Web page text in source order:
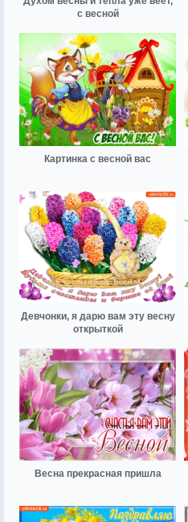
с весной
Картинка с весной вас
Девчонки, я дарю вам эту весну
открыткой
Весна прекрасная пришла